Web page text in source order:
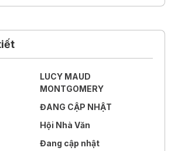
LUCY MAUD
MONTGOMERY
ĐANG CẬP NHẬT
Hội Nhà Văn
Đang cập nhật